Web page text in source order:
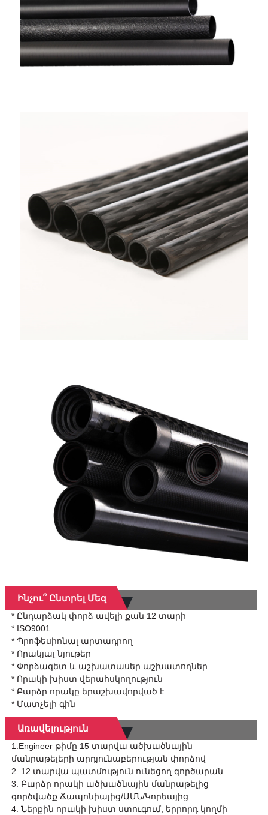
Ինչու՞ Ընտրել Մեզ
* Ընդարձակ փորձ ավելի քան 12 տարի
* ISO9001
* Պրոֆեսիոնալ արտադրող
* Որակյալ նյութեր
* Փորձագետ և աշխատասեր աշխատողներ
* Որակի խիստ վերահսկողություն
* Բարձր որակը երաշխավորված է
* Մատչելի գին
Առավելություն
1.Engineer թիմը 15 տարվա ածխածնային
մանրաթելերի արդյունաբերության փորձով
2. 12 տարվա պատմություն ունեցող գործարան
3. Բարձր որակի ածխածնային մանրաթելից
գործվածք Ճապոնիայից/ԱՄՆ/Կորեայից
4. Ներքին որակի խիստ ստուգում, երրորդ կողմի